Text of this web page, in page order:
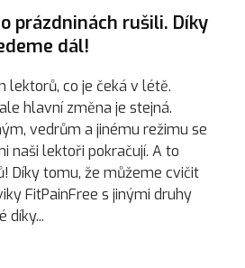
prázdninách rušili. Díky
dál!
lektorů, co je čeká v létě.
hlavní změna je stejná.
vedrům a jinému režimu se
naši lektoři pokračují. A to
Díky tomu, že můžeme cvičit
FitPainFree s jinými druhy
díky...